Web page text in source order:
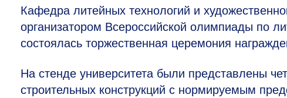
Кафедра литейных технологий и
организатором Всероссийской олимпиады по
состоялась торжественная церемония
На стенде университета были представлены
строительных конструкций с нормируемым